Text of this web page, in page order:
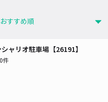
ャリオ駐車場【26191】
件